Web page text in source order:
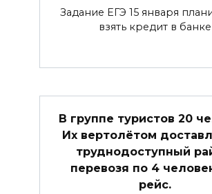
Задание ЕГЭ 15 января
взять кредит в банке
В группе туристов 20
Их вертолётом
труднодоступный
перевозя по 4
рейс.